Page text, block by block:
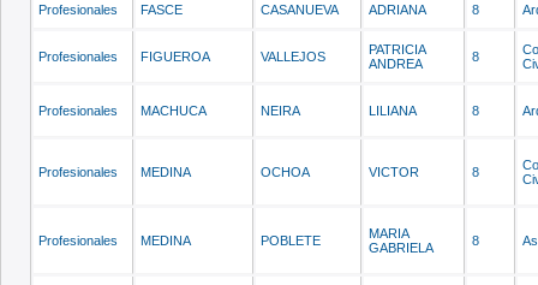
Profesionales FASCE CASANUEVA ADRIANA 8
Profesionales FIGUEROA VALLEJOS
PATRICIA
ANDREA
8
Profesionales MACHUCA NEIRA LILIANA 8
Profesionales MEDINA OCHOA VICTOR 8
Profesionales MEDINA POBLETE
MARIA
GABRIELA
8